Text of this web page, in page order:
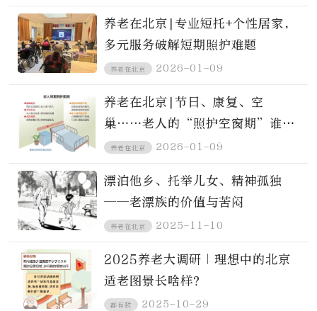
养老在北京|专业短托+个性居家，
多元服务破解短期照护难题
养老在北京 2026-01-09
养老在北京|节日、康复、空
巢……老人的“照护空窗期”谁来
填补？
养老在北京 2026-01-09
漂泊他乡、托举儿女、精神孤独
——老漂族的价值与苦闷
养老在北京 2025-11-10
2025养老大调研｜理想中的北京
适老图景长啥样？
都有数 2025-10-29